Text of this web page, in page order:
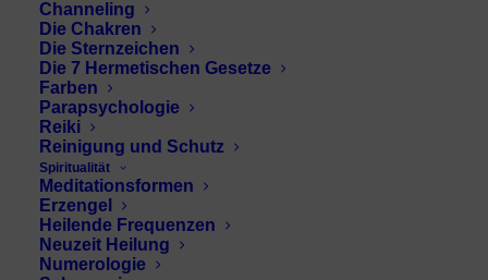
Channeling
Die Chakren
Die Sternzeichen
Die 7 Hermetischen Gesetze
Farben
Parapsychologie
Reiki
Reinigung und Schutz
Spiritualität
Meditationsformen
Erzengel
Heilende Frequenzen
Neuzeit Heilung
Numerologie
Uriel innere Stärke